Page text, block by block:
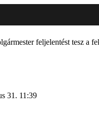
feljelentést tesz a
31. 11:39